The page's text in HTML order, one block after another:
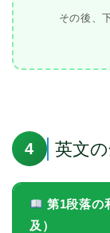
その後、
4 英文
第1段落の
及）